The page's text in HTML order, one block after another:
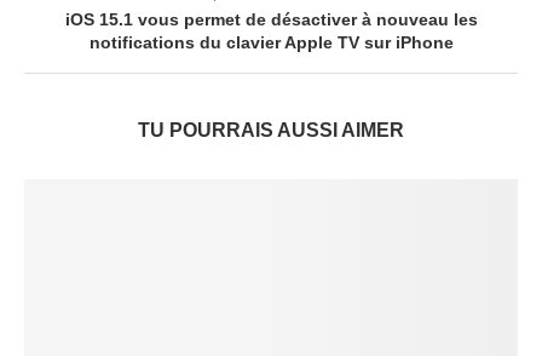
iOS 15.1 vous permet de désactiver à nouveau les
notifications du clavier Apple TV sur iPhone
TU POURRAIS AUSSI AIMER